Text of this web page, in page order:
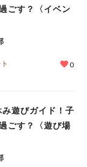
ごす？〈イベン
0
み遊びガイド！子
ごす？〈遊び場